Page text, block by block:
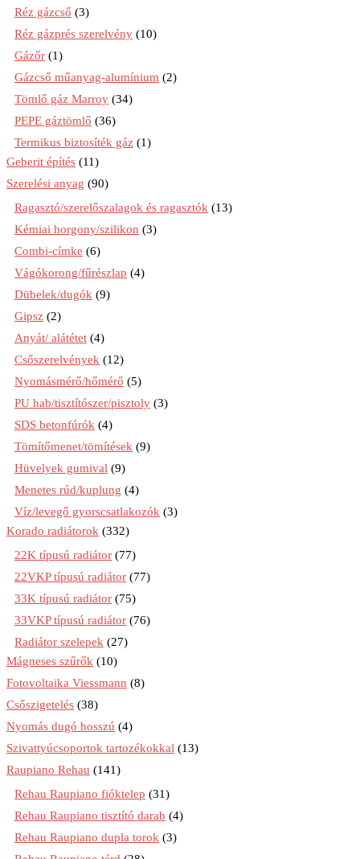
Réz gázcső (3)
Réz gázprés szerelvény (10)
Gázőr (1)
Gázcső műanyag-alumínium (2)
Tömlő gáz Marroy (34)
PEPE gáztömlő (36)
Termikus biztosíték gáz (1)
Geberit építés (11)
Szerelési anyag (90)
Ragasztó/szerelőszalagok és ragasztók (13)
Kémiai horgony/szilikon (3)
Combi-címke (6)
Vágókorong/fűrészlap (4)
Dübelek/dugók (9)
Gipsz (2)
Anyát/ alátétet (4)
Csőszerelvények (12)
Nyomásmérő/hőmérő (5)
PU hab/tisztítószer/pisztoly (3)
SDS betonfúrók (4)
Tömítőmenet/tömítések (9)
Hüvelyek gumival (9)
Menetes rúd/kuplung (4)
Víz/levegő gyorscsatlakozók (3)
Korado radiátorok (332)
22K típusú radiátor (77)
22VKP típusú radiátor (77)
33K típusú radiátor (75)
33VKP típusú radiátor (76)
Radiátor szelepek (27)
Mágneses szűrők (10)
Fotovoltaika Viessmann (8)
Csőszigetelés (38)
Nyomás dugó hosszú (4)
Szivattyúcsoportok tartozékokkal (13)
Raupiano Rehau (141)
Rehau Raupiano fióktelep (31)
Rehau Raupiano tisztító darab (4)
Rehau Raupiano dupla torok (3)